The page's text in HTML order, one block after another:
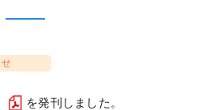
せ
を発刊しました。